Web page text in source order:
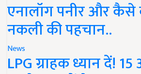
एनालॉग पनीर और
नकली की पहचान..
News
LPG ग्राहक ध्यान दें!